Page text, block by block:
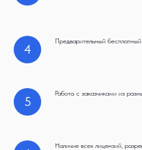
4
Предварительный
5
Работа с заказчиками из
Наличие всех лицензий,